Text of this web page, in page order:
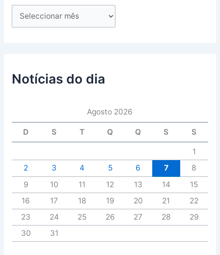
Notícias do dia
Agosto 2026
D S T Q Q S S
1
2
3 4 5 6 7
8
9
10 11 12 13 14
15
16
17 18 19 20 21
22
23
24 25 26 27 28
29
30
31